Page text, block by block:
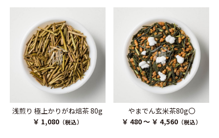
浅煎り 極上かりがね焙茶 80g
￥ 1,080（税込）
やまでん玄米茶80g〇
￥ 480 ～ ￥ 4,560（税込）